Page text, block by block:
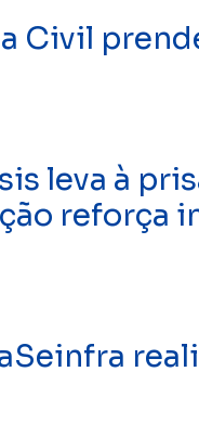
Civil
leva à
reforça